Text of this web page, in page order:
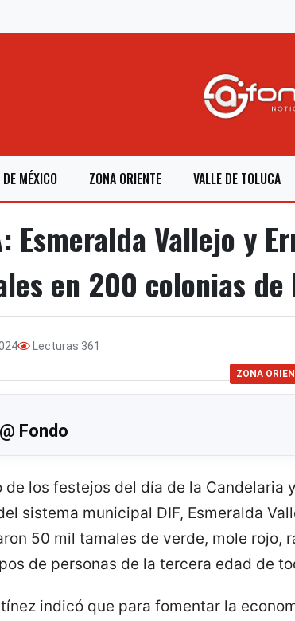
MÉXICO ZONA ORIENTE VALLE DE TOLUCA
Esmeralda Vallejo y
en 200 colonias de
Lecturas 361
ZONA
Fondo
de los festejos del día de la
sistema municipal DIF, Esmeralda
50 mil tamales de verde, mole rojo,
de personas de la tercera edad de
indicó que para fomentar la